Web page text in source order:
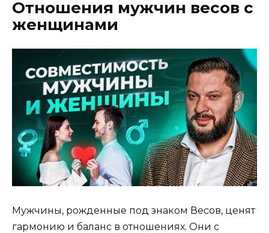
Отношения мужчин весов с
женщинами
Мужчины, рожденные под знаком Весов, ценят
гармонию и баланс в отношениях. Они с